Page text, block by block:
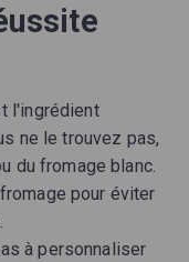
l'ingrédient
ne le trouvez pas,
du fromage blanc.
pour éviter
à personnaliser